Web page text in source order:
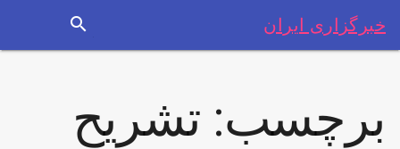
خبرگزاری ایران search
برچسب: تشریح